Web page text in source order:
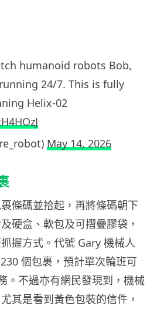
humanoid robots Bob,
24/7. This is fully
Helix-02
May 14, 2026
條碼並拾起，再將條碼朝下
硬盒、軟包及可摺疊膠袋，
握方式。代號 Gary 機械人
個包裹，預計單次輪班可
。不過亦有網民發現到，機械
其是看到黃色包裝的信件，